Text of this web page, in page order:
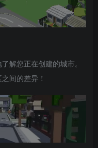
解您正在创建的城市。
间的差异！